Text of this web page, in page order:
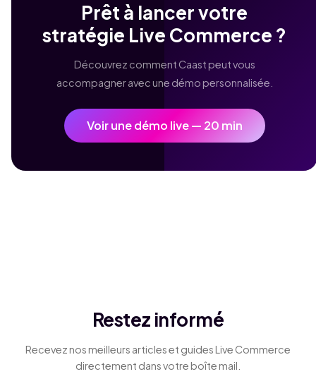
Prêt à lancer votre
stratégie Live Commerce ?
Découvrez comment Caast peut vous
accompagner avec une démo personnalisée.
Voir une démo live — 20 min
Restez informé
Recevez nos meilleurs articles et guides Live Commerce
directement dans votre boîte mail.